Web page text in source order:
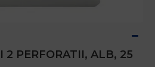
2 PERFORATII, ALB, 25